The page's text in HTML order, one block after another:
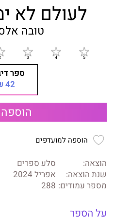
לעולם לא
טובה
ספר
42 ₪
הוספה למועדפים
הוצאה:
סלע ספרים
שנת הוצאה:
אפריל 2024
מספר עמודים: 288
על הספר